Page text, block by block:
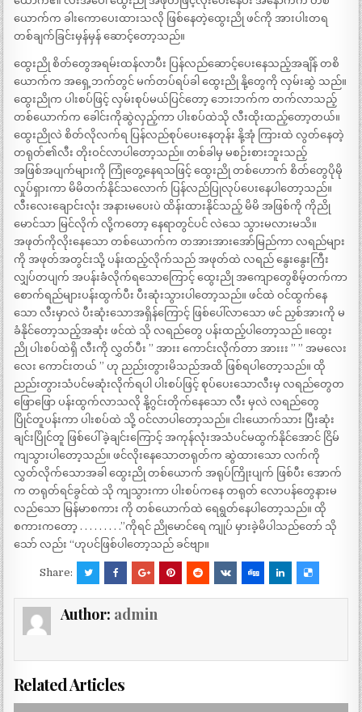
ယောက်က ခါးကောပေးထားသလို ဖြစ်နေတဲ့ထွေးညို ဖင်ကို အားပါးတရ
တစ်ချက်ခြင်းမှန်မှန် ဆောင့်တော့သည်။
ထွေးညို စိတ်တွေအရမ်းထန်လာပီး ပြန်လည်ဆောင့်ပေးနေသည့်အချိန် တစိ
ယောက်က အရှေ့ဘက်တွင် မက်တပ်ရပ်ခါ ထွေးညို နို့တွေကို လှမ်းဆွဲ သည်။
ထွေးညိုက ပါးစပ်ဖြင့် လှမ်းစုပ်မယ်ပြင်တော့ ဘေးဘက်က တက်လာသည့်
တစ်ယောက်က ခေါင်းကိုဆွဲလှည့်ကာ ပါးစပ်ထဲသို လီးထိုးထည့်တော့တယ်။
ထွေးညိုလဲ စိတ်လိုလက်ရ ပြန်လည်စုပ်ပေးနေတုန်း နို့အုံ ကြားထဲ လွတ်နေတဲ့
တရုတ်၏လီး တိုးဝင်လာပါတော့သည်။ တစ်ခါမှ မစဉ်းစားဘူးသည့်
အဖြစ်အပျက်များကို ကြုံတွေ့နေရသဖြင့် ထွေးညို တစ်ဟောက် စိတ်တွေပိုမို
လှုပ်ရှားကာ မိမိတက်နိုင်သလောက် ပြန်လည်ပြုလုပ်ပေးနေပါတော့သည်။
လီးလေးချောင်းလုံး အနားမပေးပဲ ထိန်းထားနိုင်သည့် မိမိ အဖြစ်ကို ကိုညို
မောင်သာ မြင်လိုက် လို့ကတော့ နေရာတွင်ပင် လဲသေ သွားမလားမသိ။
အဖုတ်ကိုလိုးနေသော တစ်ယောက်က တအားအားအော်မြည်ကာ လရည်များ
ကို အဖုတ်အတွင်းသို့ ပန်းထည့်လိုက်သည် အဖုတ်ထဲ လရည် နွေးနွေးကြီး
လျှပ်တပျက် အပန်းခံလိုက်ရသောကြောင့် ထွေးညို အကျောတွေစိမ့်တက်ကာ
စောက်ရည်များပန်းထွက်ပီး ပီးဆုံးသွားပါတော့သည်။ ဖင်ထဲ ဝင်ထွက်နေ
သော လီးမှာလဲ ပီးဆုံးသောအရှိန်ကြောင့် ဖြစ်ပေါ်လာသော ဖင် ညှစ်အားကို မ
ခံနိုင်တော့သည့်အဆုံး ဖင်ထဲ သို လရည်တွေ ပန်းထည့်ပါတော့သည် ။ထွေး
ညို ပါးစပ်ထဲရှိ လီးကို လွှတ်ပီး ” အားး ကောင်းလိုက်တာ အားးး ” ” အမလေး
လေး ကောင်းတယ် ” ဟု ညည်းတွားမိသည်အထိ ဖြစ်ရပါတော့သည်။ ထို
ညည်းတွားသံပင်မဆုံးလိုက်ရပါ ပါးစပ်ဖြင့် စုပ်ပေးသောလီးမှ လရည်တွေတ
ဖြောဖြော ပန်းထွက်လာသလို နို့ဂွင်းတိုက်နေသော လီး မှလဲ လရည်တွေ
ပြိုင်တူပန်းကာ ပါးစပ်ထဲ သို့ ဝင်လာပါတော့သည်။ ငါးယောက်သား ပြီးဆုံး
ချင်းပြိုင်တူ ဖြစ်ပေါ် ခဲ့ချင်းကြောင့် အကုန်လုံးအသံပင်မထွက်နိုင်အောင် ငြိမ်
ကျသွားပါတော့သည်။ ဖင်လိုးနေသောတရုတ်က ဆွဲထားသော လက်ကို
လွှတ်လိုက်သောအခါ ထွေးညို တစ်ယောက် အရုပ်ကြိုးပျက် ဖြစ်ပီး အောက်
က တရုတ်ရင်ခွင်ထဲ သို ကျသွားကာ ပါးစပ်ကနေ တရုတ် လောပန်တွေနားမ
လည်သော မြန်မာစကား ကို တစ်ယောက်ထဲ ရေရွတ်နေပါတော့သည်။ ထို
စကားကတော့ . . . . . . . . .”ကိုရင် ညိုမောင်ရေ ကျုပ် မှားခဲ့မိပါသည်တော် သို
သော် လည်း “ဟုပင်ဖြစ်ပါတော့သည် ခင်ဗျာ။
Share:
Author: admin
Related Articles